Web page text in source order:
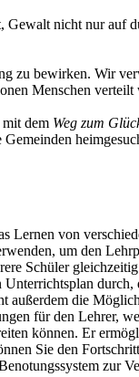
Gewalt nicht nur auf
zu bewirken. Wir
Menschen verteilt
dem Weg zum